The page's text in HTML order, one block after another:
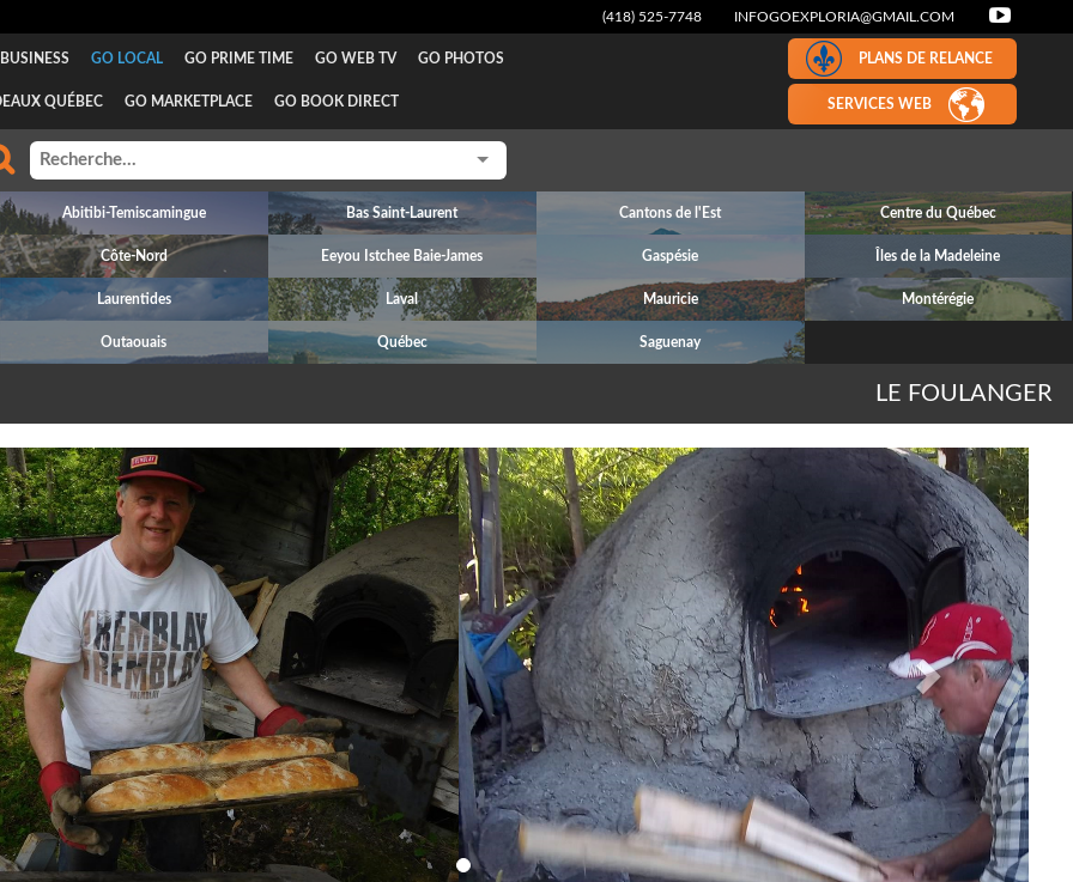
(418) 525-7748 INFOGOEXPLORIA@GMAIL.COM
GO LOCAL GO PRIME TIME GO WEB TV GO PHOTOS
QUÉBEC GO MARKETPLACE GO BOOK DIRECT
PLANS DE RELANCE
SERVICES WEB
Abitibi-Temiscamingue Bas Saint-Laurent Cantons de l'Est Centre du Québec
Côte-Nord Eeyou Istchee Baie-James Gaspésie Îles de la Madeleine
Laurentides Laval Mauricie Montérégie
Outaouais Québec Saguenay
LE FOULANGER
Next